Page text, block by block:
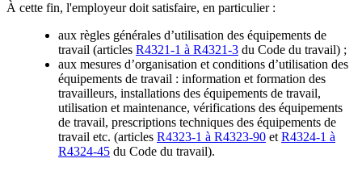
À cette fin, l'employeur doit satisfaire, en particulier :
aux règles générales d’utilisation des équipements de
travail (articles R4321-1 à R4321-3 du Code du travail) ;
aux mesures d’organisation et conditions d’utilisation des
équipements de travail : information et formation des
travailleurs, installations des équipements de travail,
utilisation et maintenance, vérifications des équipements
de travail, prescriptions techniques des équipements de
travail etc. (articles R4323-1 à R4323-90 et R4324-1 à
R4324-45 du Code du travail).